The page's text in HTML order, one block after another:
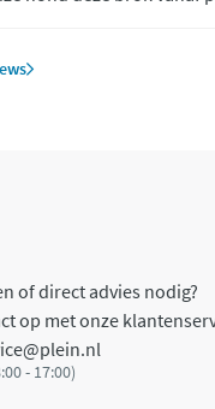
of direct advies nodig?
op met onze
- 17:00)